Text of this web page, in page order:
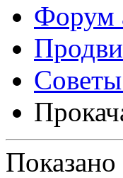
Форум